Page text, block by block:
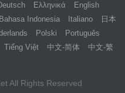
Ελληνικά
English
Bahasa Indonesia Italiano
日本
Polski
Português
Tiếng Việt 中文-简体
中文-繁
All Rights Reserved